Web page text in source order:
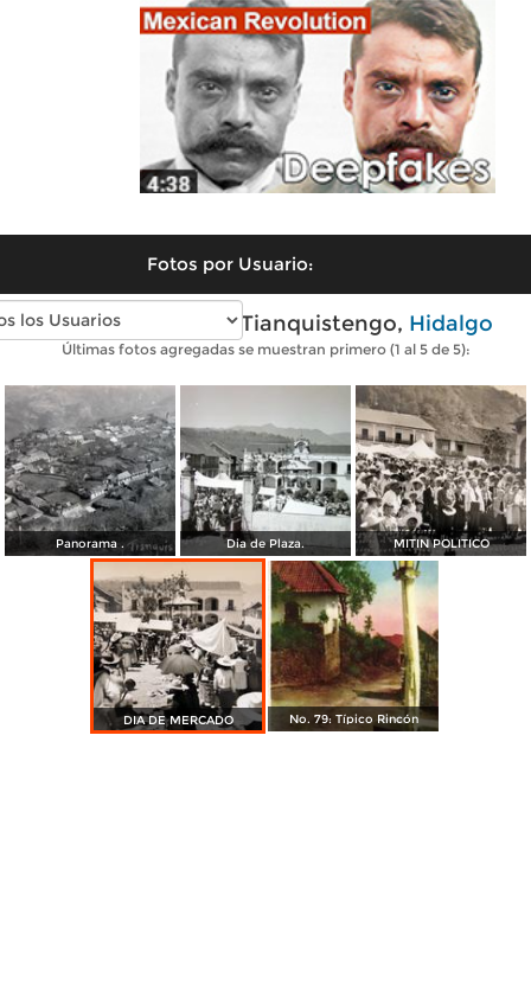
Fotos por Usuario:
Fotos antiguas de Tianquistengo, Hidalgo
Últimas fotos agregadas se muestran primero (1 al 5 de 5):
Panorama . Dia de Plaza. MITIN POLITICO
DIA DE MERCADO No. 79: Típico Rincón